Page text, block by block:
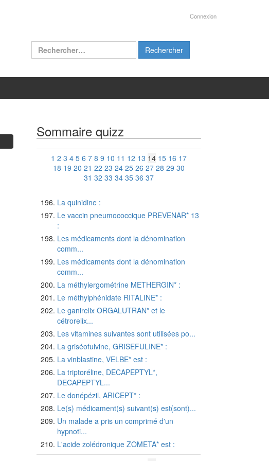
Connexion
Rechercher :
Sommaire quizz
1 2 3 4 5 6 7 8 9 10 11 12 13 14 15 16 17
18 19 20 21 22 23 24 25 26 27 28 29 30
31 32 33 34 35 36 37
La quinidine :
Le vaccin pneumococcique PREVENAR* 13
:
Les médicaments dont la dénomination
comm...
Les médicaments dont la dénomination
comm...
La méthylergométrine METHERGIN* :
Le méthylphénidate RITALINE* :
Le ganirelix ORGALUTRAN* et le
cétrorelix...
Les vitamines suivantes sont utilisées po...
La griséofulvine, GRISEFULINE* :
La vinblastine, VELBE* est :
La triptoréline, DECAPEPTYL*,
DECAPEPTYL...
Le donépézil, ARICEPT* :
Le(s) médicament(s) suivant(s) est(sont)...
Un malade a pris un comprimé d'un
hypnoti...
L'acide zolédronique ZOMETA* est :